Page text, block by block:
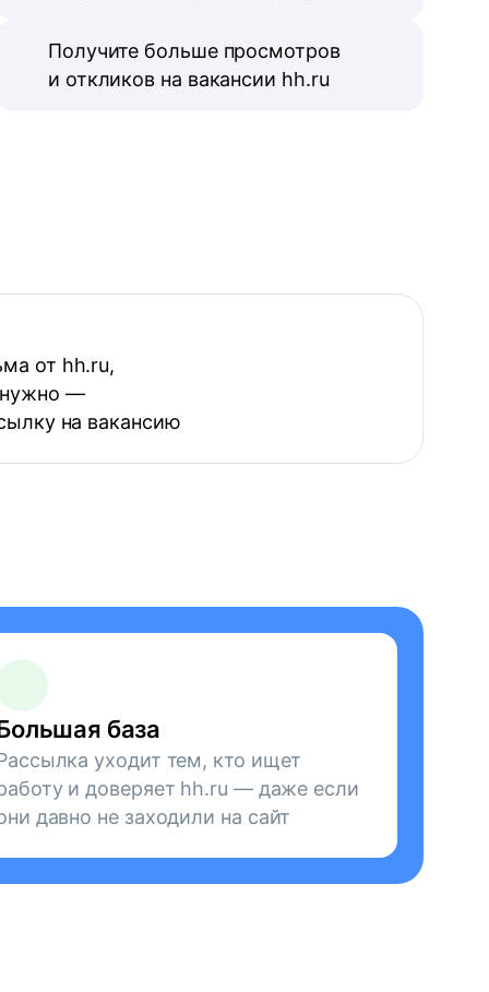
Получите больше просмотров
и откликов на вакансии hh.ru
от hh.ru,
нужно —
на вакансию
база
уходит тем, кто ищет
и доверяет hh.ru — даже если
давно не заходили на сайт